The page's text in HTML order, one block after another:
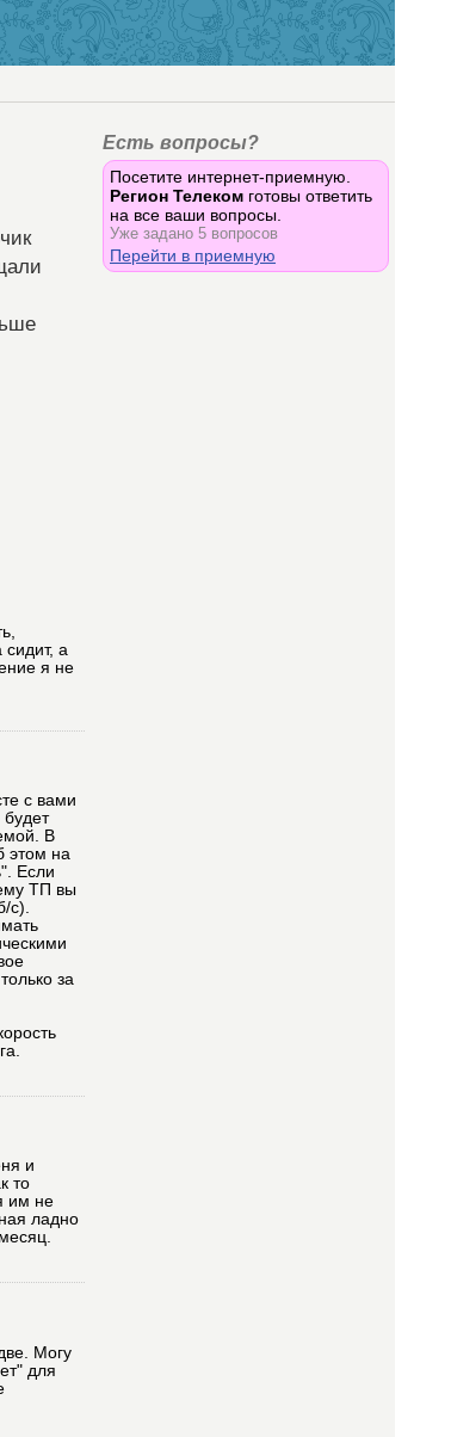
Есть вопросы?
Посетите интернет-приемную.
Регион Телеком готовы ответить
на все ваши вопросы.
Уже задано 5 вопросов
Перейти в приемную
а
я не
с вами
В
этом на
Если
ТП вы
с).
за
и
то
им не
ладно
Могу
для